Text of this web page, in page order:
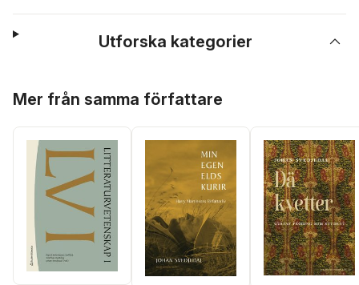
Utforska kategorier
Mer från samma författare